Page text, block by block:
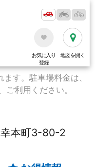
お気に入り
登録
地図を開く
す。駐車場料金は、
利用ください。
本町3-80-2